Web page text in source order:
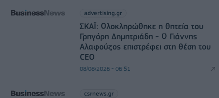
advertising.gr
ΣΚΑΪ: Ολοκληρώθηκε η θητεία του
Γρηγόρη Δημητριάδη - Ο Γιάννης
Αλαφούζος επιστρέφει στη θέση του
CEO
08/08/2026 - 06:51
csrnews.gr